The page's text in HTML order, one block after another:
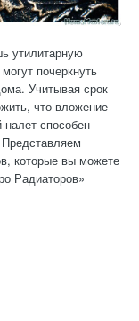
утилитарную
почеркнуть
Учитывая срок
что вложение
способен
которые вы можете
Радиаторов»